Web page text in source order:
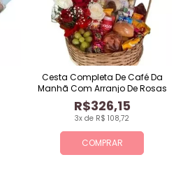
COMPRAR
3x de R$ 108,72
R$326,15
Cesta Completa De Café Da
Manhã Com Arranjo De Rosas